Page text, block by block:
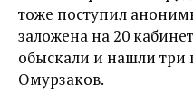
тоже поступил
заложена на 20
обыскали и нашли три
Омурзаков.